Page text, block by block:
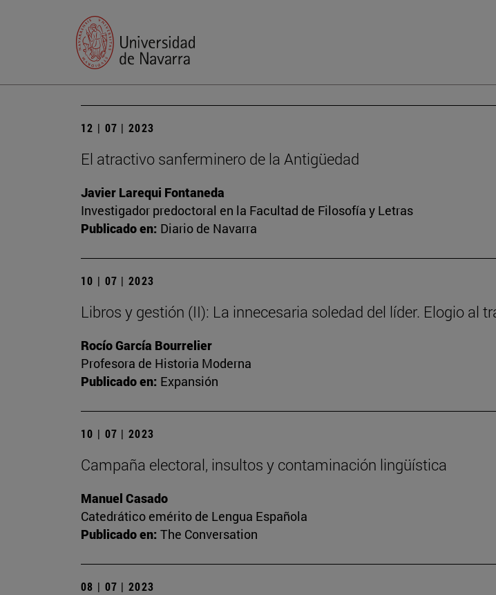
12 | 07 | 2023
El atractivo sanferminero de la Antigüedad
Javier Larequi Fontaneda
Investigador predoctoral en la Facultad de Filosofía y Letras
Publicado en: Diario de Navarra
10 | 07 | 2023
Libros y gestión (II): La innecesaria soledad del líder. Elogio al
Rocío García Bourrelier
Profesora de Historia Moderna
Publicado en: Expansión
10 | 07 | 2023
Campaña electoral, insultos y contaminación lingüística
Manuel Casado
Catedrático emérito de Lengua Española
Publicado en: The Conversation
08 | 07 | 2023